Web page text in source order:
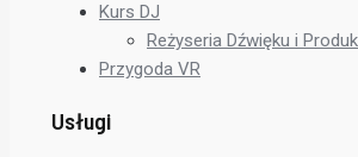
Kurs DJ
Reżyseria Dźwięku i
Przygoda VR
Usługi